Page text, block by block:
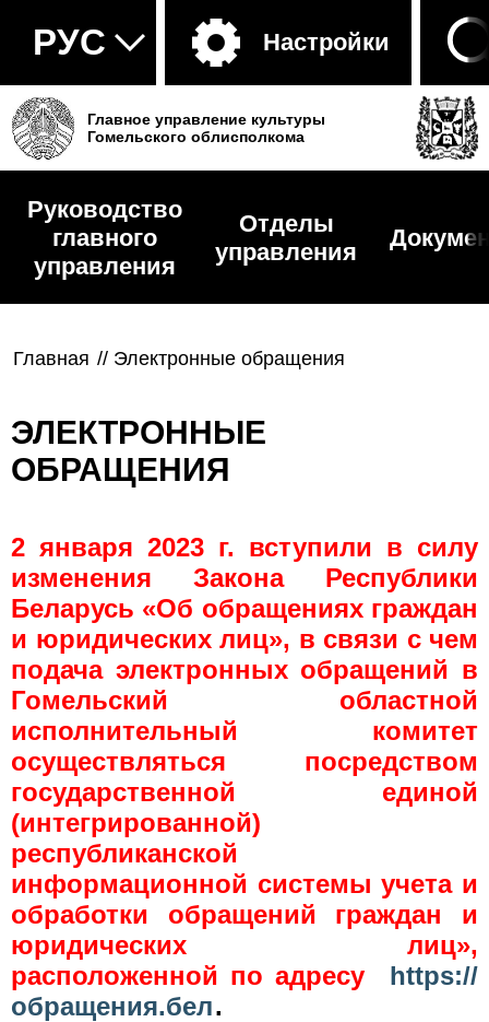
Настройки
Главное управление культуры
Гомельского облисполкома
Руководство
главного
управления
Отделы
управления
Главная // Электронные обращения
ЭЛЕКТРОННЫЕ
ОБРАЩЕНИЯ
2 января 2023 г. вступили в силу
изменения Закона Республики
Беларусь «Об обращениях граждан
и юридических лиц», в связи с чем
подача электронных обращений в
Гомельский областной
исполнительный комитет
осуществляться посредством
государственной единой
(интегрированной)
республиканской
информационной системы учета и
обработки обращений граждан и
юридических лиц»,
расположенной по адресу
https://
обращения.бел.